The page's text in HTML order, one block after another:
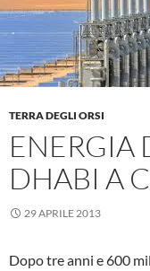
TERRA DEGLI ORSI
ENERGIA
DHABI A
29 APRILE 2013
Dopo tre anni e 600